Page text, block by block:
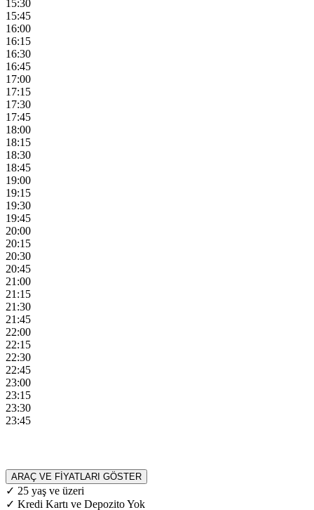
15:30
15:45
16:00
16:15
16:30
16:45
17:00
17:15
17:30
17:45
18:00
18:15
18:30
18:45
19:00
19:15
19:30
19:45
20:00
20:15
20:30
20:45
21:00
21:15
21:30
21:45
22:00
22:15
22:30
22:45
23:00
23:15
23:30
23:45
ARAÇ VE FİYATLARI GÖSTER
✓ 25 yaş ve üzeri
✓ Kredi Kartı ve Depozito Yok